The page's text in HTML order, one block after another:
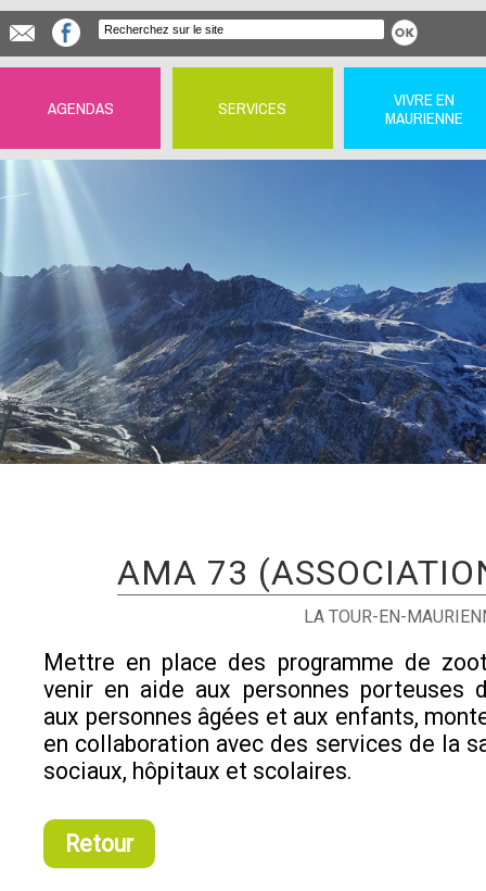
AGENDAS SERVICES
VIVRE EN
MAURIENNE
AMA 73
LA TOUR-EN-
Mettre en place des programme de
venir en aide aux personnes porteuses
aux personnes âgées et aux enfants,
en collaboration avec des services de la
sociaux, hôpitaux et scolaires.
Retour